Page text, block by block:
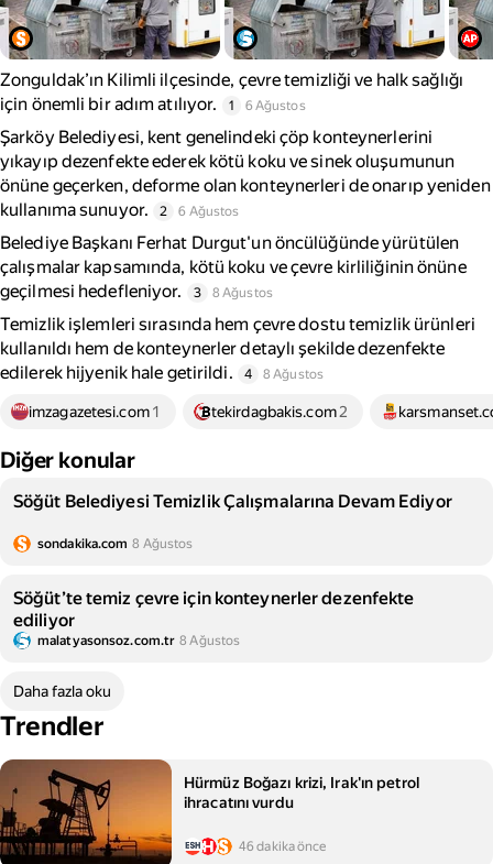
Zonguldak’ın Kilimli ilçesinde, çevre temizliği ve halk sağlığı
için önemli bir adım atılıyor.
1 6 Ağustos
Şarköy Belediyesi, kent genelindeki çöp konteynerlerini
yıkayıp dezenfekte ederek kötü koku ve sinek oluşumunun
önüne geçerken, deforme olan konteynerleri de onarıp yeniden
kullanıma sunuyor.
2 6 Ağustos
Belediye Başkanı Ferhat Durgut'un öncülüğünde yürütülen
çalışmalar kapsamında, kötü koku ve çevre kirliliğinin önüne
geçilmesi hedefleniyor.
3 8 Ağustos
Temizlik işlemleri sırasında hem çevre dostu temizlik ürünleri
kullanıldı hem de konteynerler detaylı şekilde dezenfekte
edilerek hijyenik hale getirildi.
4 8 Ağustos
imzagazetesi.com 1 tekirdagbakis.com2
Diğer konular
Söğüt Belediyesi Temizlik Çalışmalarına Devam Ediyor
sondakika.com 8 Ağustos
Söğüt’te temiz çevre için konteynerler dezenfekte
ediliyor
malatyasonsoz.com.tr 8 Ağustos
Daha fazla oku
Trendler
Hürmüz Boğazı krizi, Irak'ın petrol
ihracatını vurdu
46 dakika önce